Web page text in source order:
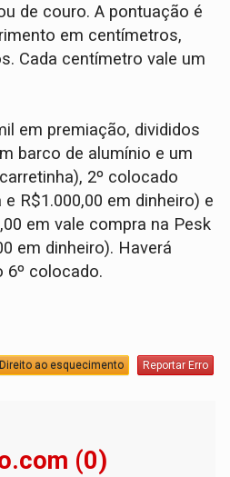
de couro. A pontuação é
em centímetros,
Cada centímetro vale um
em premiação, divididos
barco de alumínio e um
2º colocado
R$1.000,00 em dinheiro) e
em vale compra na Pesk
em dinheiro). Haverá
6º colocado.
Direito ao esquecimento Reportar Erro
(0)